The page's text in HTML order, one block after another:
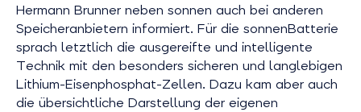
Hermann Brunner neben sonnen auch bei anderen
Speicheranbietern informiert. Für die sonnenBatterie
sprach letztlich die ausgereifte und intelligente
Technik mit den besonders sicheren und langlebigen
Lithium-Eisenphosphat-Zellen. Dazu kam aber auch
die übersichtliche Darstellung der eigenen